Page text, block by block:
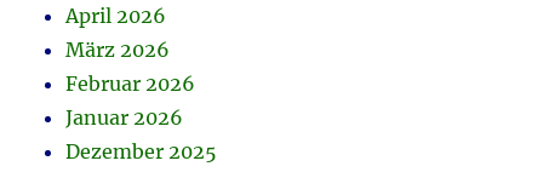
April 2026
März 2026
Februar 2026
Januar 2026
Dezember 2025